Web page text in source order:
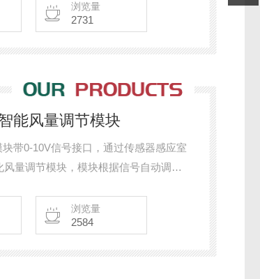
浏览量
2731
能风量调节模块
带0-10V信号接口，通过传感器感应室
量调节模块，模块根据信号自动调整
浏览量
2584